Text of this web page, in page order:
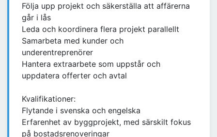
Följa upp projekt och säkerställa att affärerna
går i lås
Leda och koordinera flera projekt parallellt
Samarbeta med kunder och
underentreprenörer
Hantera extraarbete som uppstår och
uppdatera offerter och avtal
Kvalifikationer:
Flytande i svenska och engelska
Erfarenhet av byggprojekt, med särskilt fokus
på bostadsrenoveringar